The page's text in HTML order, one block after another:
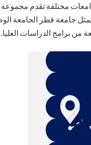
مختلفة تقدم مجموعة
جامعة قطر الجامعة
من برامج الدراسات العليا.